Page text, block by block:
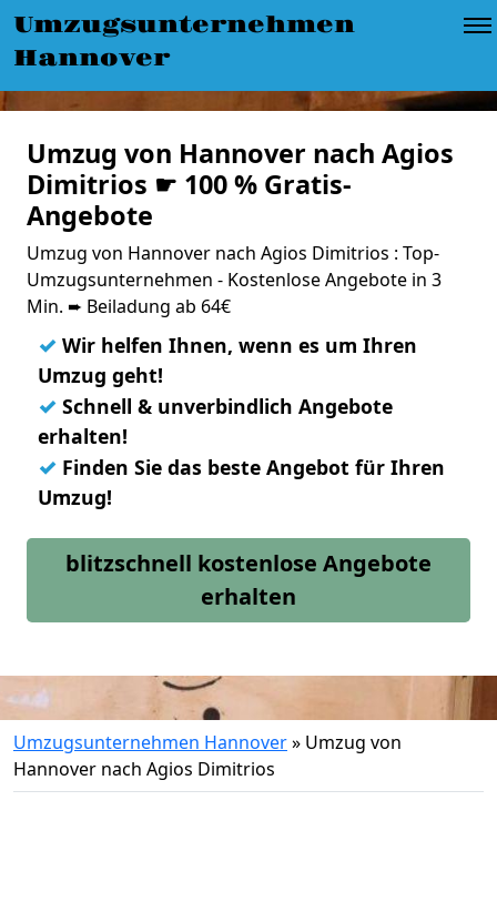
Umzugsunternehmen
Hannover
Umzug von Hannover nach Agios
Dimitrios ☛ 100 % Gratis-
Angebote
Umzug von Hannover nach Agios Dimitrios : Top-
Umzugsunternehmen - Kostenlose Angebote in 3
Min. ➨ Beiladung ab 64€
✓ Wir helfen Ihnen, wenn es um Ihren
Umzug geht!
✓ Schnell & unverbindlich Angebote
erhalten!
✓ Finden Sie das beste Angebot für Ihren
Umzug!
blitzschnell kostenlose Angebote
erhalten
Umzugsunternehmen Hannover» Umzug von
Hannover nach Agios Dimitrios